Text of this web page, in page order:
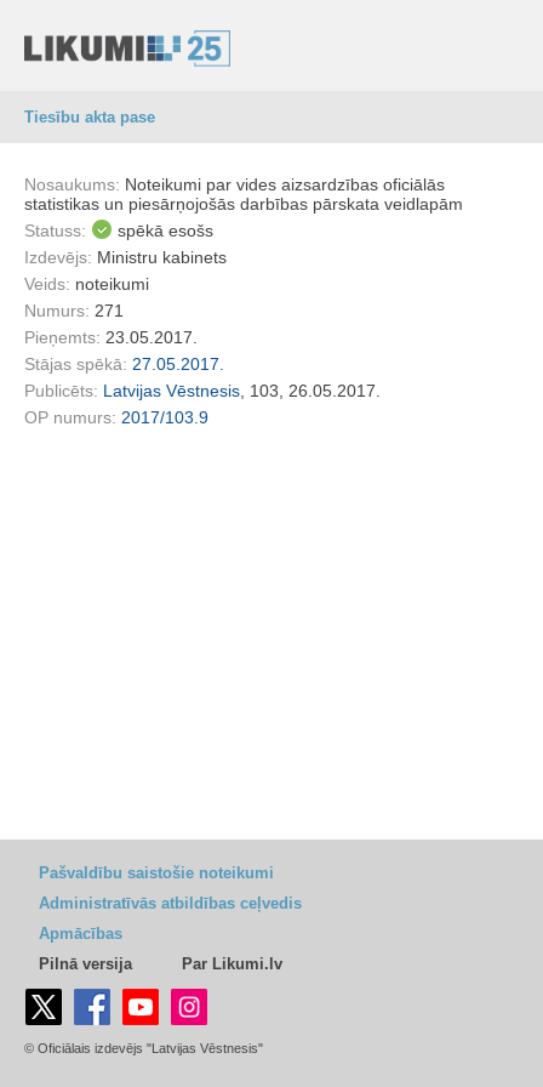
Tiesību akta pase
Nosaukums: Noteikumi par vides aizsardzības oficiālās
statistikas un piesārņojošās darbības pārskata veidlapām
Statuss:
spēkā esošs
Izdevējs: Ministru kabinets
Veids: noteikumi
Numurs: 271
Pieņemts: 23.05.2017.
Stājas spēkā: 27.05.2017.
Publicēts: Latvijas Vēstnesis , 103, 26.05.2017.
OP numurs: 2017/103.9
Pašvaldību saistošie noteikumi
Administratīvās atbildības ceļvedis
Apmācības
Pilnā versija
Par Likumi.lv
© Oficiālais izdevējs "Latvijas Vēstnesis"